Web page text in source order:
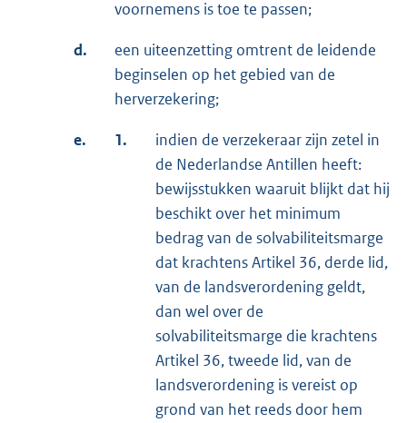
voornemens is toe te passen;
d.
een uiteenzetting omtrent de leidende
beginselen op het gebied van de
herverzekering;
e. 1.
indien de verzekeraar zijn zetel in
de Nederlandse Antillen heeft:
bewijsstukken waaruit blijkt dat hij
beschikt over het minimum
bedrag van de solvabiliteitsmarge
dat krachtens Artikel 36, derde lid,
van de landsverordening geldt,
dan wel over de
solvabiliteitsmarge die krachtens
Artikel 36, tweede lid, van de
landsverordening is vereist op
grond van het reeds door hem